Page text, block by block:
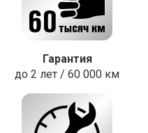
Гарантия
до 2 лет / 60 000 км